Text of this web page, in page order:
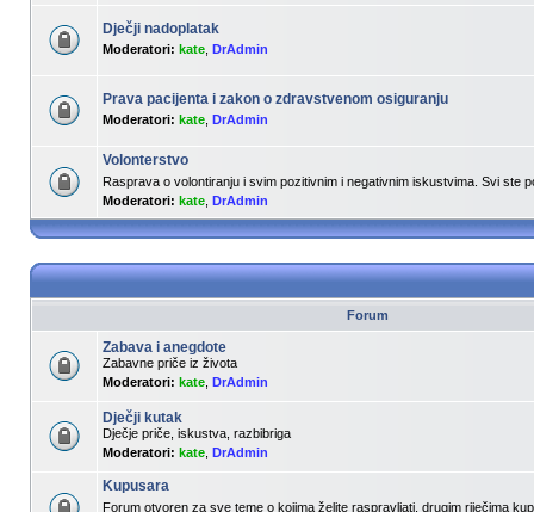
Dječji nadoplatak
Moderatori: kate DrAdmin
Prava pacijenta i zakon o zdravstvenom osiguranju
Moderatori: kate DrAdmin
Volonterstvo
Rasprava o volontiranju i svim pozitivnim i negativnim iskustvima. Svi ste
Moderatori: kate DrAdmin
Forum
Zabava i anegdote
Zabavne priče iz života
Moderatori: kate DrAdmin
Dječji kutak
Dječje priče, iskustva, razbibriga
Moderatori: kate DrAdmin
Kupusara
Forum otvoren za sve teme o kojima želite raspravljati, drugim riječima